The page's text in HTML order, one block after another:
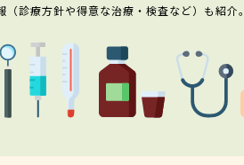
診療方針や得意な治療・検査など）も紹介。